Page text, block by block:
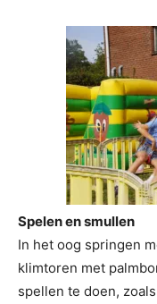
Spelen en smullen
In het oog springen
klimtoren met
spellen te doen,